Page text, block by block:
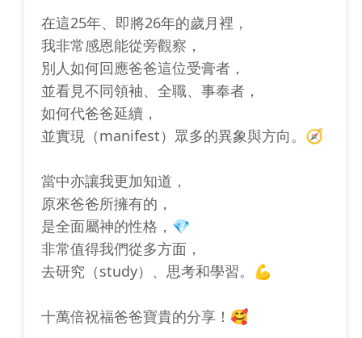
在這25年、即將26年的歲月裡，
我非常感恩能從旁觀察，
別人如何回應爸爸這位受膏者，
並看見不同領袖、全職、事奉者，
如何代爸爸延續，
並實現（manifest）眾多的異象與方向。🧭
當中亦讓我更加知道，
原來爸爸所擁有的，
是全面屬神的性格，💎
非常值得我們從多方面，
去研究（study）、思考和學習。💪
十萬倍祝福爸爸寶貴的分享！🥰